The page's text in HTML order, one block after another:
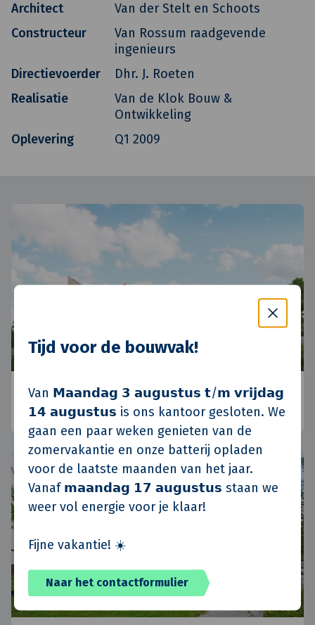
Tijd voor de bouwvak!
Van 𝗠𝗮𝗮𝗻𝗱𝗮𝗴 𝟯 𝗮𝘂𝗴𝘂𝘀𝘁𝘂𝘀 𝘁/𝗺 𝘃𝗿𝗶𝗷𝗱𝗮𝗴
𝟭𝟰 𝗮𝘂𝗴𝘂𝘀𝘁𝘂𝘀 is ons kantoor gesloten. We
gaan een paar weken genieten van de
zomervakantie en onze batterij opladen
voor de laatste maanden van het jaar.
Vanaf 𝗺𝗮𝗮𝗻𝗱𝗮𝗴 𝟭𝟳 𝗮𝘂𝗴𝘂𝘀𝘁𝘂𝘀 staan we
weer vol energie voor je klaar!
Fijne vakantie! ☀️
Naar het contactformulier
Architect
Van der Stelt en Schoots
Constructeur
Van Rossum raadgevende
ingenieurs
Directievoerder
Dhr. J. Roeten
Realisatie
Van de Klok Bouw &
Ontwikkeling
Oplevering
Q1 2009
Koninko, Polen
Posen, Polen•Standort Polen•Aktuelle